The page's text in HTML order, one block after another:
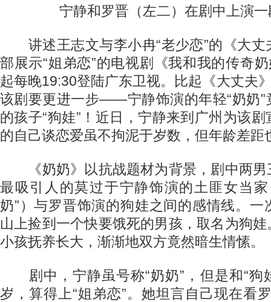
宁静和罗晋（左二）在剧中上演一
讲述王志文与李小冉“老少恋”的《大丈
部展示“姐弟恋”的电视剧《我和我的传奇
起每晚19:30登陆广东卫视。比起《大丈夫
该剧要更进一步——宁静饰演的年轻“奶奶”
的孩子“狗娃”！近日，宁静来到广州为该
的自己谈恋爱虽不拘泥于岁数，但年龄差距
《奶奶》以抗战题材为背景，剧中两男
最吸引人的莫过于宁静饰演的土匪女当
奶”）与罗晋饰演的狗娃之间的感情线。一
山上捡到一个快要饿死的男孩，取名为狗
小孩抚养长大，渐渐地双方竟然暗生情愫。
剧中，宁静虽号称“奶奶”，但是和“狗
岁，算得上“姐弟恋”。她坦言自己现在看